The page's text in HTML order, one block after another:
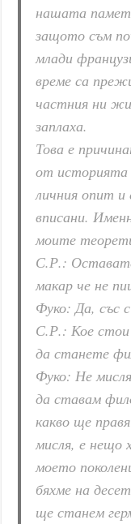
нашата
защото съм
млади
време са
частния ни
заплаха.
Това е
от
личния опит
вписани.
моите
С.Р.:
макар че не
Фуко: Да, със
С.Р.: Кое стои
да станете
Фуко: Не
да ставам
какво ще
мисля, е нещо
моето
бяхме на
ще станем